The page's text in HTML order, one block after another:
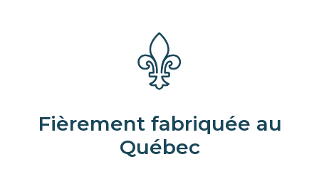
Fièrement fabriquée au
Québec